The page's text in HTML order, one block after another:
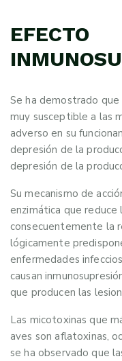
EFECTO
Se ha demostrado
muy susceptible a las
adverso en su
depresión de la
depresión de la
Su mecanismo de
enzimática que
consecuentemente la
lógicamente
enfermedades
causan
que producen las
Las micotoxinas que
aves son aflatoxinas,
se ha observado que